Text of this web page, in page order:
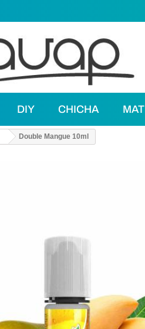
DIY CHICHA
Double Mangue 10ml